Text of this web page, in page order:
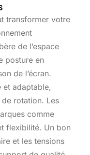
transformer votre
de l’espace
posture en
de l’écran.
et adaptable,
rotation. Les
comme
flexibilité. Un bon
et les tensions